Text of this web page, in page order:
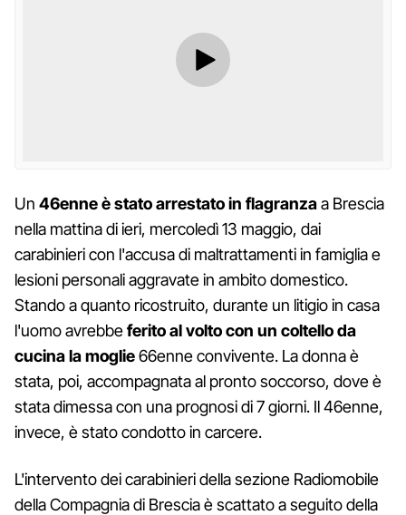
Un 46enne è stato arrestato in flagranzaa Brescia
nella mattina di ieri, mercoledì 13 maggio, dai
carabinieri con l'accusa di maltrattamenti in famiglia e
lesioni personali aggravate in ambito domestico.
Stando a quanto ricostruito, durante un litigio in casa
l'uomo avrebbeferito al volto con un coltello da
cucina la moglie66enne convivente. La donna è
stata, poi, accompagnata al pronto soccorso, dove è
stata dimessa con una prognosi di 7 giorni. Il 46enne,
invece, è stato condotto in carcere.
L'intervento dei carabinieri della sezione Radiomobile
della Compagnia di Brescia è scattato a seguito della